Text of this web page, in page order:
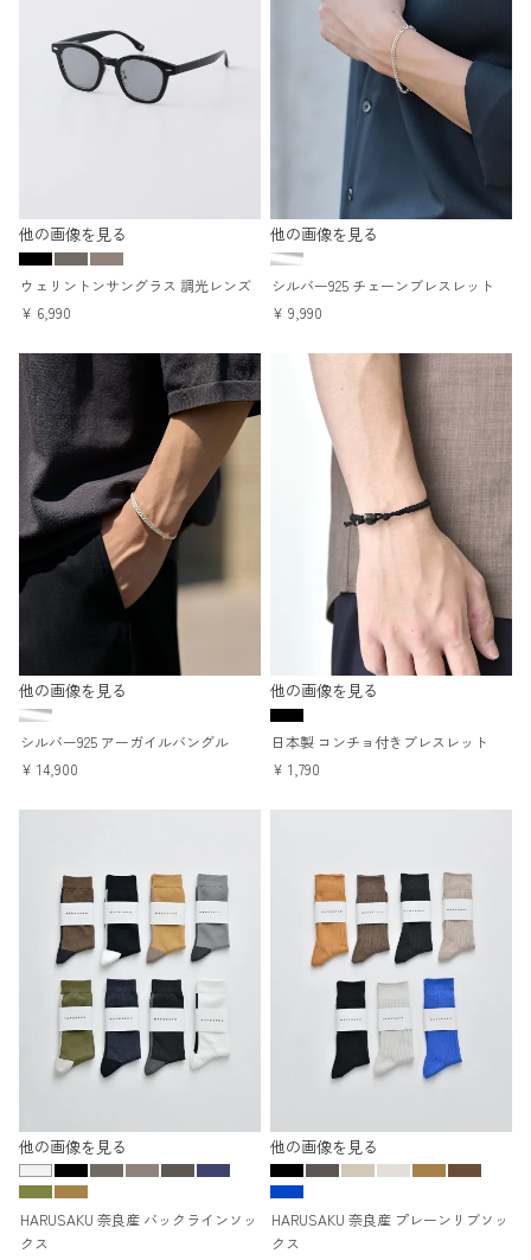
他の画像を見る
ウェリントンサングラス 調光レンズ
¥ 6,990
他の画像を見る
シルバー925 チェーンブレスレット
¥ 9,990
他の画像を見る
シルバー925 アーガイルバングル
¥ 14,900
他の画像を見る
日本製 コンチョ付きブレスレット
¥ 1,790
他の画像を見る
HARUSAKU 奈良産 バックラインソッ
クス
他の画像を見る
HARUSAKU 奈良産 プレーンリブソッ
クス